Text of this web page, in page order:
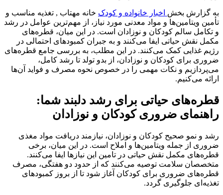
به گزارش بخش اخبار خانواده و کودک خانه مهتاب , تغذیه مناسب و
تأمین ویتامین‌ها و مواد معدنی مورد نیاز، از مهم‌ترین عوامل در رشد
و تکامل سالم کودکان و نوزادان است. در این میان، قطره‌های
مکمل نقش حیاتی ایفا می‌کنند و به جبران کمبودهای احتمالی در
رژیم غذایی کمک می‌کنند. در این مطلب، به بررسی جامع قطره‌های
ضروری برای کودکان و نوزادان، از بدو تولد تا رشد کامل،
می‌پردازیم و نکات مهمی را در خصوص نحوه مصرف و فواید آن‌ها
ارائه می‌کنیم.
قطره‌های حیاتی برای رشد دلبند شما:
راهنمای ضروری کودکان و نوزادان
رشد و نمو صحیح کودکان و نوزادان، نیازمند دریافت مواد مغذی
ضروری از جمله ویتامین‌ها و املاح است. در این میان، برخی
قطره‌های مکمل نقش حیاتی در تامین این نیازها ایفا می‌کنند.
متخصصان سلامت توصیه می‌کنند که از حدود دو هفتگی، مصرف
قطره‌های ضروری برای کودکان آغاز شود تا از بروز کمبودهای
تغذیه‌ای جلوگیری گردد.